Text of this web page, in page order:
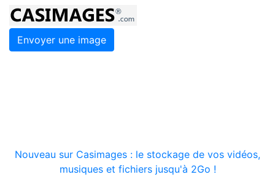
Envoyer une image
Nouveau sur Casimages : le stockage de vos vidéos,
musiques et fichiers jusqu'à 2Go !